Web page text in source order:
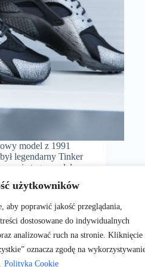
użytkowników
aby poprawić jakość przeglądania,
dostosowane do indywidualnych
analizować ruch na stronie. Kliknięcie
oznacza zgodę na
Polityka Cookie
model z 1991
legendarny Tinker
tego modelu